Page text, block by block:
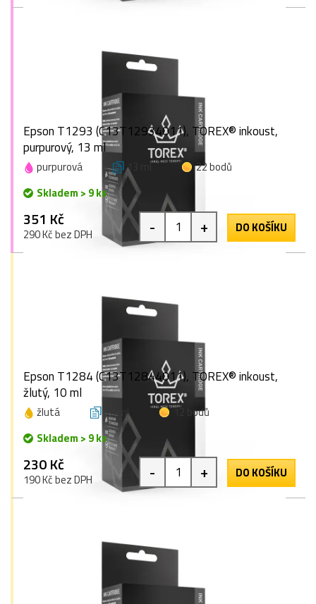
Epson T1293 (C13T12934011), TOREX® inkoust,
purpurový, 13 ml
purpurová 13 ml
22 bodů
Skladem > 9 ks
351 Kč
290 Kč bez DPH - + DO KOŠÍKU
Epson T1284 (C13T12844011), TOREX® inkoust,
žlutý, 10 ml
žlutá 10 ml
12 bodů
Skladem > 9 ks
230 Kč
190 Kč bez DPH - + DO KOŠÍKU